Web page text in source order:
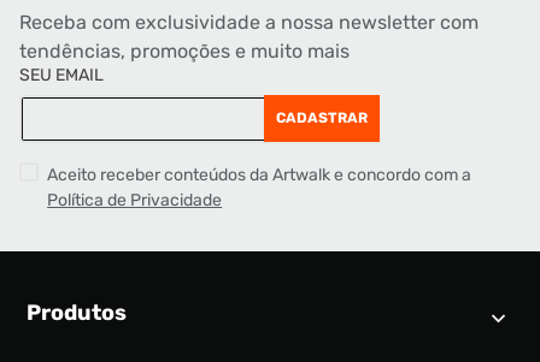
Receba com exclusividade a nossa newsletter com
tendências, promoções e muito mais
SEU EMAIL
CADASTRAR
Aceito receber conteúdos da Artwalk e concordo com a
Política de Privacidade
Produtos